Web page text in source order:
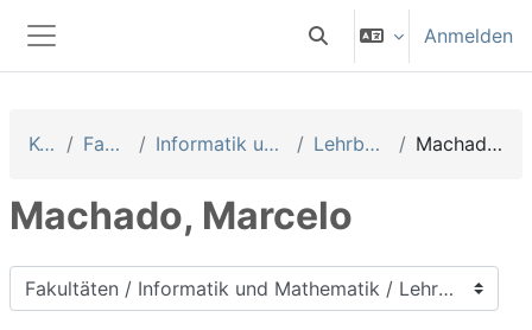
Website-Übersicht
Sucheingabe umschalten
Anmelden
Kurse Fakultäten Informatik und Mathematik Lehrbeauftragte Machado, Marcelo
Machado, Marcelo
Kursbereiche